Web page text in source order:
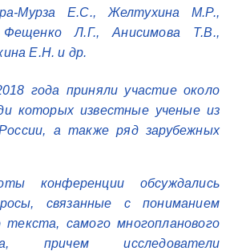
Мурза Е.С., Желтухина М.Р.,
Л.Г., Анисимова Т.В.,
Е.Н. и др.
года приняли участие около
которых известные ученые из
а также ряд зарубежных
конференции обсуждались
связанные с пониманием
текста, самого многопланового
причем исследователи